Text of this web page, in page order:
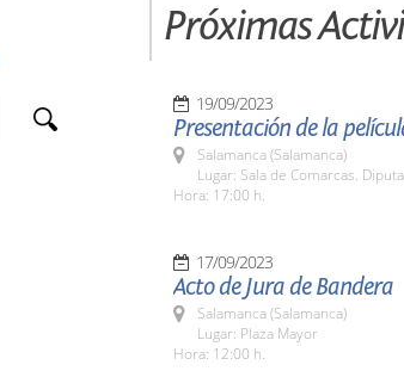
Próximas
19/09/2023
Presentación de la
Salamanca (Salamanca)
Lugar: Sala de Comarcas.
Hora: 17:00 h.
17/09/2023
Acto de Jura de Bandera
Salamanca (Salamanca)
Lugar: Plaza Mayor
Hora: 12:00 h.